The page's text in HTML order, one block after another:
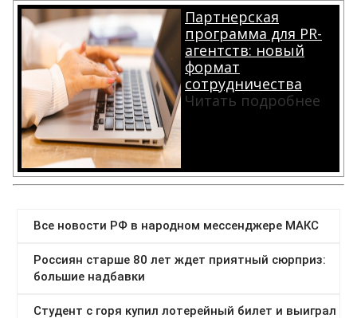
Партнерская
программа для PR-
агентств: новый
формат
сотрудничества
Читать подробнее